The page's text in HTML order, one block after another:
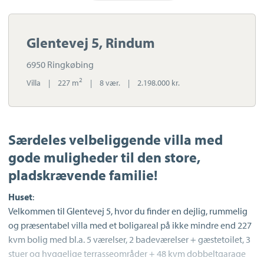
Glentevej 5, Rindum
6950 Ringkøbing
Villa | 227 m2 | 8 vær. | 2.198.000 kr.
Særdeles velbeliggende villa med
gode muligheder til den store,
pladskrævende familie!
Huset:
Velkommen til Glentevej 5, hvor du finder en dejlig, rummelig
og præsentabel villa med et boligareal på ikke mindre end 227
kvm bolig med bl.a. 5 værelser, 2 badeværelser + gæstetoilet, 3
stuer og hyggelige terrasseområder + 48 kvm dobbeltgarage